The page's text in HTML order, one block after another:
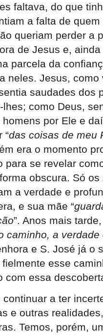
faltava, do que
a falta de
queriam perder a
de Jesus e,
parcela da
neles. Jesus, como
saudades dos
lhes; como Deus,
homens por Ele e
“das coisas de meu
era o momento
para se revelar
obscura. Só os
a verdade e
e sua mãe “
”. Anos mais
caminho, a verdade
e S. José já o
esse
com essa
continuar a ter
e outras
Temos, porém,